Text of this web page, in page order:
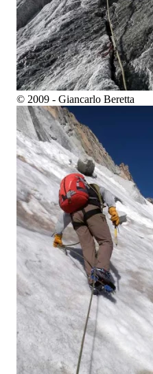
© 2009 - Giancarlo Beretta